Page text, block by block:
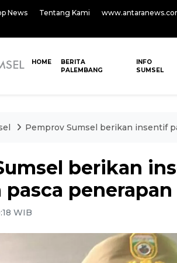
News Tentang Kami
HOME
BERITA
PALEMBANG
INFO
SUMSEL
Pemprov Sumsel berikan insentif
berikan
pasca
WIB